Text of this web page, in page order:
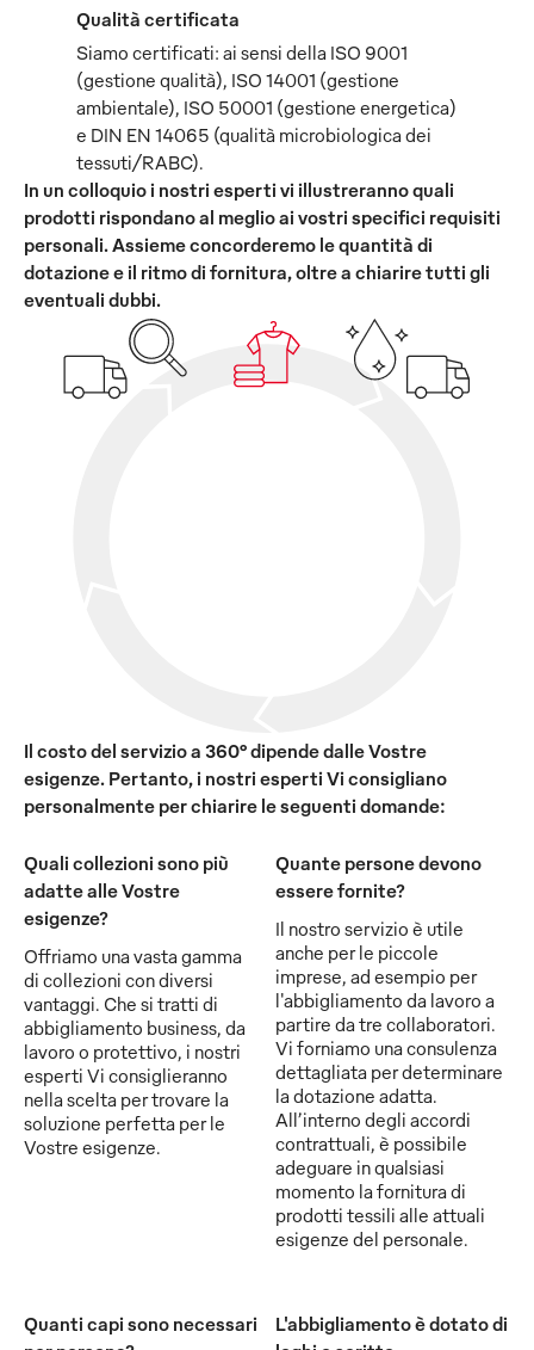
Qualità certificata
Siamo certificati: ai sensi della ISO 9001
(gestione qualità), ISO 14001 (gestione
ambientale), ISO 50001 (gestione energetica)
e DIN EN 14065 (qualità microbiologica dei
tessuti/RABC).
In un colloquio i nostri esperti vi illustreranno quali
prodotti rispondano al meglio ai vostri specifici requisiti
personali. Assieme concorderemo le quantità di
dotazione e il ritmo di fornitura, oltre a chiarire tutti gli
eventuali dubbi.
Il costo del servizio a 360° dipende dalle Vostre
esigenze. Pertanto, i nostri esperti Vi consigliano
personalmente per chiarire le seguenti domande:
Quali collezioni sono più
adatte alle Vostre
esigenze?
Offriamo una vasta gamma
di collezioni con diversi
vantaggi. Che si tratti di
abbigliamento business, da
lavoro o protettivo, i nostri
esperti Vi consiglieranno
nella scelta per trovare la
soluzione perfetta per le
Vostre esigenze.
Quante persone devono
essere fornite?
Il nostro servizio è utile
anche per le piccole
imprese, ad esempio per
l'abbigliamento da lavoro a
partire da tre collaboratori.
Vi forniamo una consulenza
dettagliata per determinare
la dotazione adatta.
All’interno degli accordi
contrattuali, è possibile
adeguare in qualsiasi
momento la fornitura di
prodotti tessili alle attuali
esigenze del personale.
Quanti capi sono necessari
L'abbigliamento è dotato di